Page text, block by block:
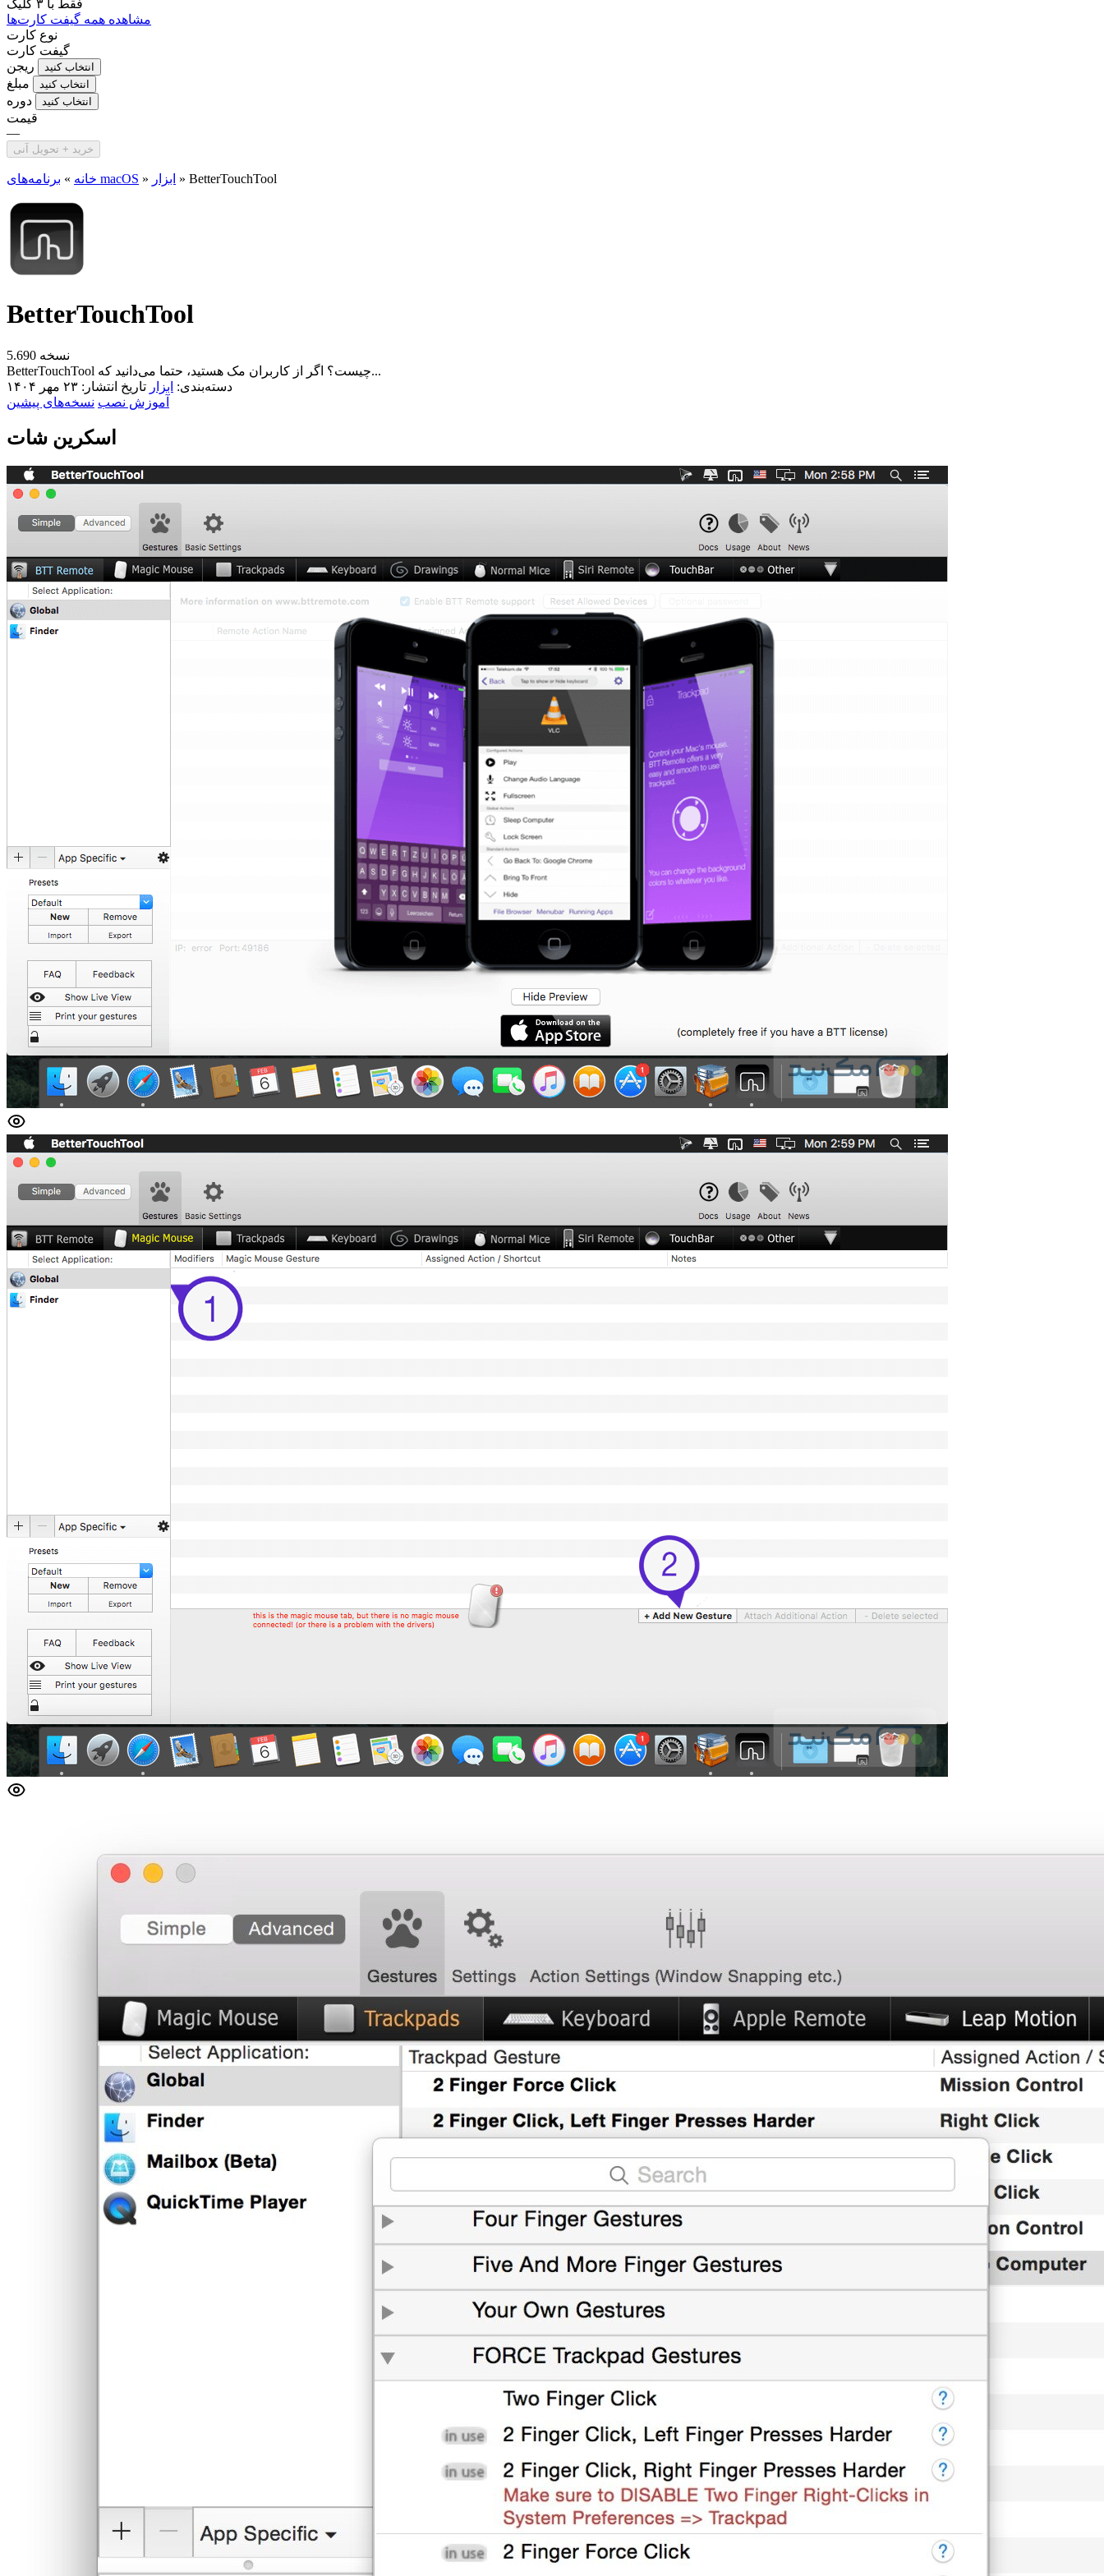
فقط با ۳ کلیک
مشاهده همه گیفت کارت‌ها
نوع کارت
گیفت کارت
ریجن
انتخاب کنید
مبلغ انتخاب کنید
دوره انتخاب کنید
قیمت
—
خرید + تحویل آنی
خانه » برنامه‌های macOS » ابزار » BetterTouchTool
BetterTouchTool
نسخه 5.690
BetterTouchTool چیست؟ اگر از کاربران مک هستید، حتما می‌دانید که...
دسته‌بندی: ابزار تاریخ انتشار: ۲۳ مهر ۱۴۰۴
آموزش نصب نسخه‌های پیشین
اسکرین شات